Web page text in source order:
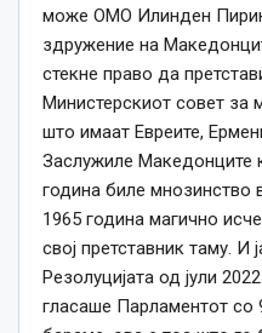
може ОМО Илинден
здружение на
стекне право да
Министерскиот совет за
што имаат Евреите,
Заслужиле Македонците
година биле мнозинство
1965 година магично
свој претставник таму.
Резолуцијата од јули
гласаше Парламентот со